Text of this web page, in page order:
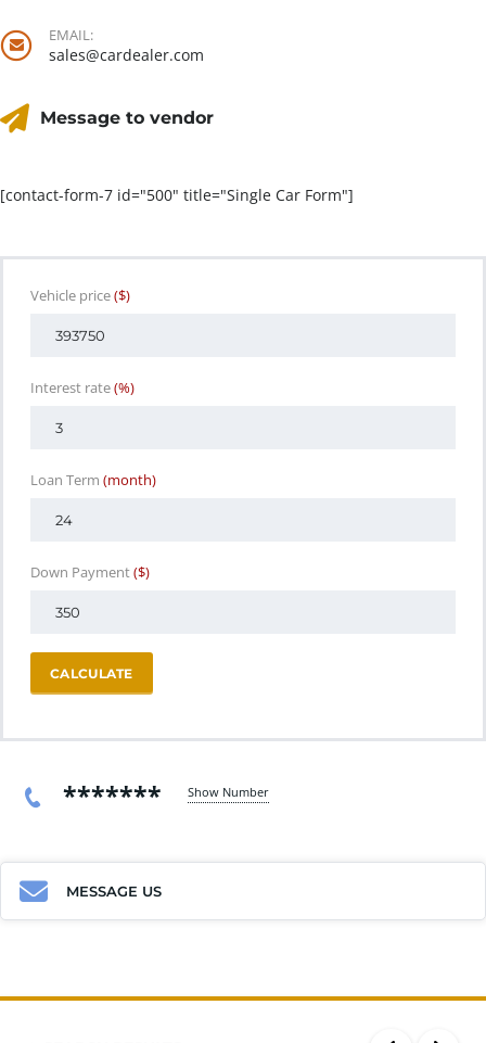
EMAIL:
sales@cardealer.com
Message to vendor
[contact-form-7 id="500" title="Single Car Form"]
Vehicle price($)
Interest rate(%)
Loan Term (month)
Down Payment($)
CALCULATE
******* Show Number
MESSAGE US